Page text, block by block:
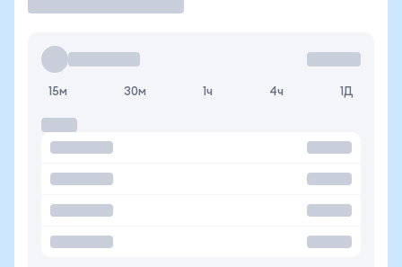
15м 30м 1ч 4ч 1Д